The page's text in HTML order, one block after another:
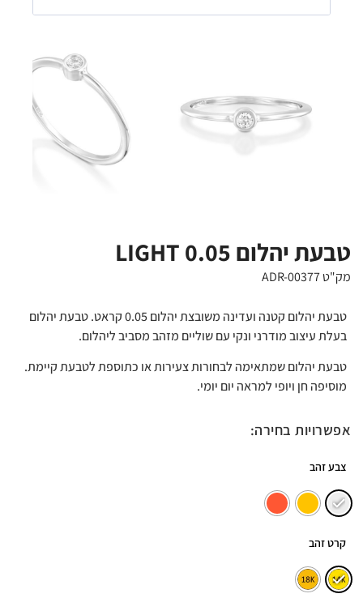
טבעת יהלום 0.05 LIGHT
מק"ט ADR-00377
טבעת יהלום קטנה ועדינה משובצת יהלום 0.05 קראט. טבעת יהלום
בעלת עיצוב מודרני ונקי עם שוליים מזהב מסביב ליהלום.
טבעת יהלום שמתאימה לבחורות צעירות או כתוספת לטבעת קיימת.
מוסיפה חן ויופי למראה יום יומי.
אפשרויות בחירה:
צבע זהב
קרט זהב